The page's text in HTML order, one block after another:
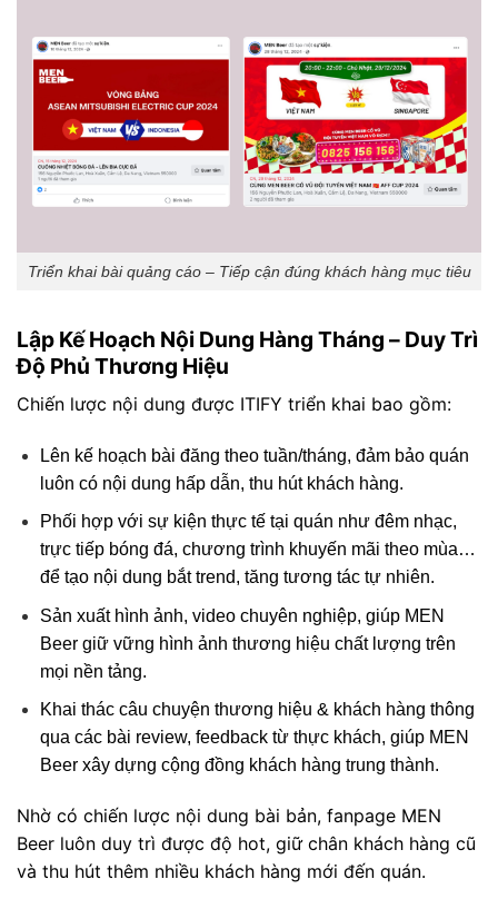
Triển khai bài quảng cáo – Tiếp cận đúng khách hàng mục tiêu
Lập Kế Hoạch Nội Dung Hàng Tháng – Duy Trì
Độ Phủ Thương Hiệu
Chiến lược nội dung được ITIFY triển khai bao gồm:
Lên kế hoạch bài đăng theo tuần/tháng, đảm bảo quán
luôn có nội dung hấp dẫn, thu hút khách hàng.
Phối hợp với sự kiện thực tế tại quán như đêm nhạc,
trực tiếp bóng đá, chương trình khuyến mãi theo mùa…
để tạo nội dung bắt trend, tăng tương tác tự nhiên.
Sản xuất hình ảnh, video chuyên nghiệp, giúp MEN
Beer giữ vững hình ảnh thương hiệu chất lượng trên
mọi nền tảng.
Khai thác câu chuyện thương hiệu & khách hàng thông
qua các bài review, feedback từ thực khách, giúp MEN
Beer xây dựng cộng đồng khách hàng trung thành.
Nhờ có chiến lược nội dung bài bản, fanpage MEN
Beer luôn duy trì được độ hot, giữ chân khách hàng cũ
và thu hút thêm nhiều khách hàng mới đến quán.